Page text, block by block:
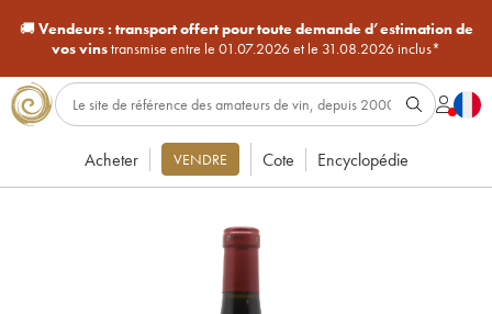
🚚Vendeurs : transport offert pour toute demande d’estimation de
vos vinstransmise entre le 01.07.2026 et le 31.08.2026 inclus*
Acheter VENDRE Cote Encyclopédie